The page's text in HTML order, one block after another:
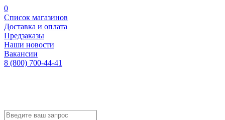
0
Список магазинов
Доставка и оплата
Предзаказы
Наши новости
Вакансии
8 (800) 700-44-41